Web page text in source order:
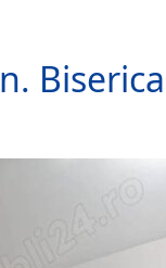
Biserica